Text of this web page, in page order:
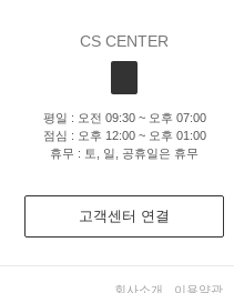
CS CENTER
평일 : 오전 09:30 ~ 오후 07:00
점심 : 오후 12:00 ~ 오후 01:00
휴무 : 토, 일, 공휴일은 휴무
고객센터 연결
회사소개 이용약관